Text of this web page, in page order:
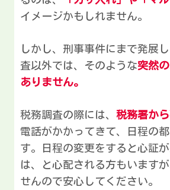
イメージかもしれません。
しかし、刑事事件にまで発展
査以外では、そのような突然
ありません。
税務調査の際には、 税務署か
電話がかかってきて、日程の
す。日程の変更をすると心証
は、と心配される方もいます
せんので安心してください。